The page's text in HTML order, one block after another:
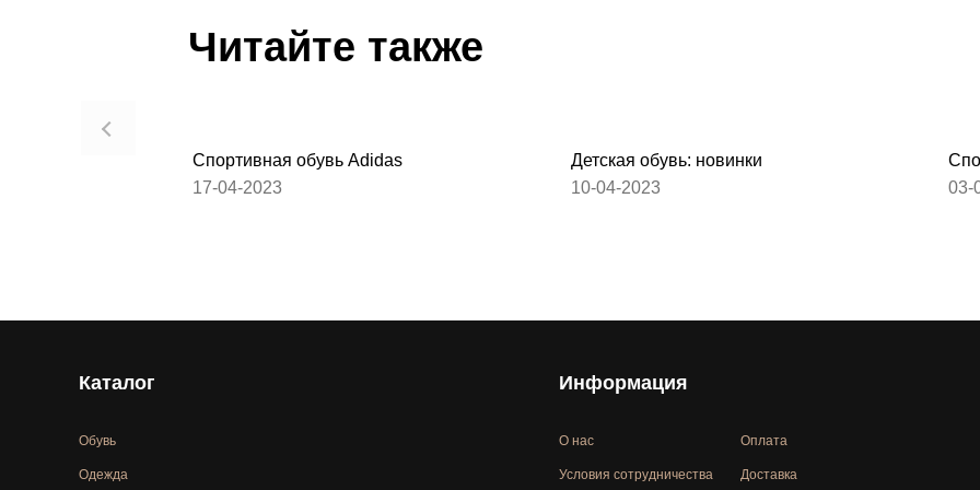
Читайте также
Спортивная обувь Adidas
17-04-2023
Детская обувь: новинки
10-04-2023
03-
Каталог
Обувь
Одежда
Информация
О нас
Условия сотрудничества
Оплата
Доставка